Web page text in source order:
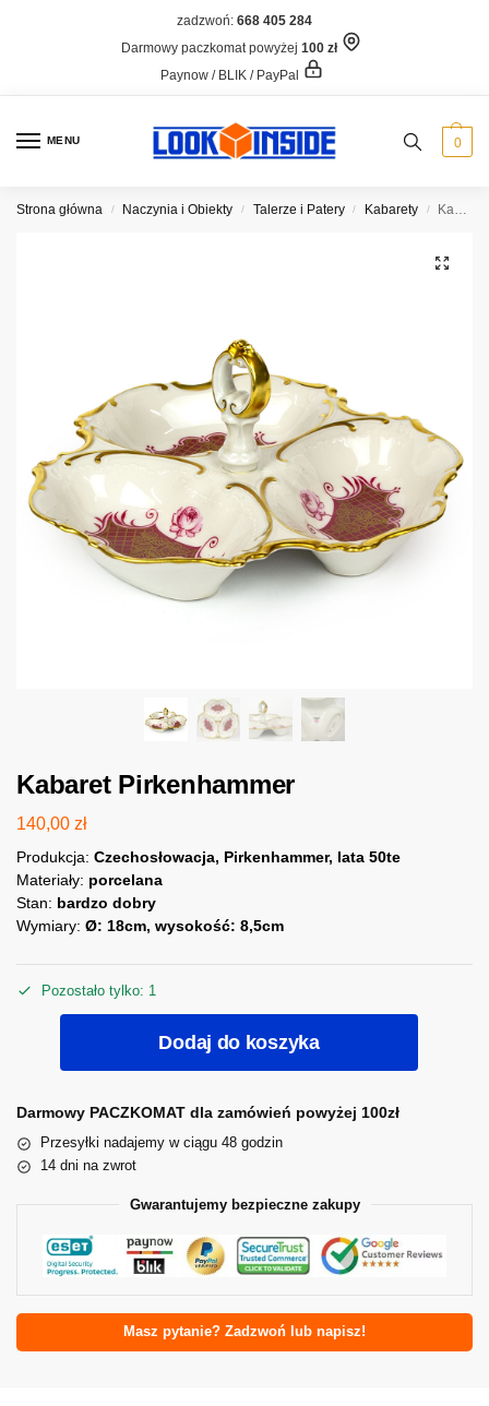
zadzwoń: 668 405 284
Darmowy paczkomat powyżej 100 zł
Paynow / BLIK / PayPal
MENU 0
Strona główna / Naczynia i Obiekty / Talerze i Patery / Kabarety / Kabaret Pirkenhammer
Kabaret Pirkenhammer
140,00 zł
Produkcja: Czechosłowacja, Pirkenhammer, lata 50te
Materiały: porcelana
Stan: bardzo dobry
Wymiary: Ø: 18cm, wysokość: 8,5cm
Pozostało tylko: 1
Dodaj do koszyka
Darmowy PACZKOMAT dla zamówień powyżej 100zł
Przesyłki nadajemy w ciągu 48 godzin
14 dni na zwrot
Gwarantujemy bezpieczne zakupy
Masz pytanie? Zadzwoń lub napisz!